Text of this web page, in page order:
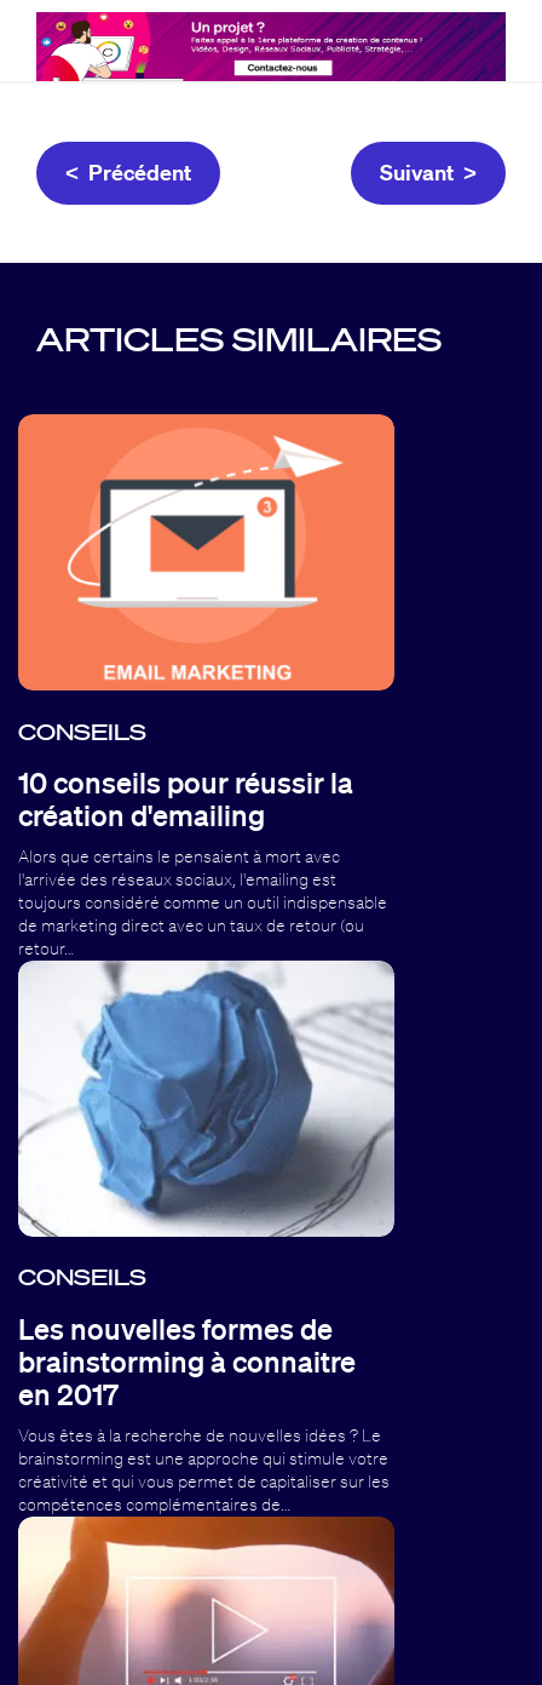
< Précédent Suivant >
ARTICLES SIMILAIRES
CONSEILS
10 conseils pour réussir la
création d'emailing
Alors que certains le pensaient à mort avec
l'arrivée des réseaux sociaux, l'emailing est
toujours considéré comme un outil indispensable
de marketing direct avec un taux de retour (ou
retour…
CONSEILS
Les nouvelles formes de
brainstorming à connaitre
en 2017
Vous êtes à la recherche de nouvelles idées ? Le
brainstorming est une approche qui stimule votre
créativité et qui vous permet de capitaliser sur les
compétences complémentaires de…